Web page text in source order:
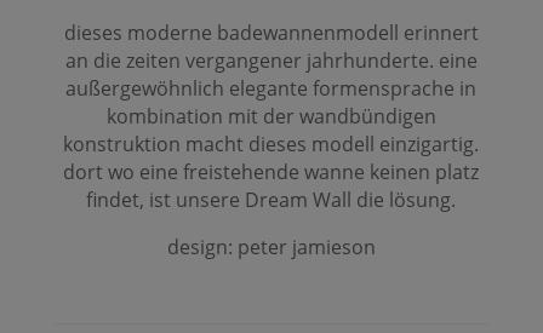
dieses moderne badewannenmodell erinnert
an die zeiten vergangener jahrhunderte. eine
außergewöhnlich elegante formensprache in
kombination mit der wandbündigen
konstruktion macht dieses modell einzigartig.
dort wo eine freistehende wanne keinen platz
findet, ist unsere Dream Wall die lösung.
design: peter jamieson